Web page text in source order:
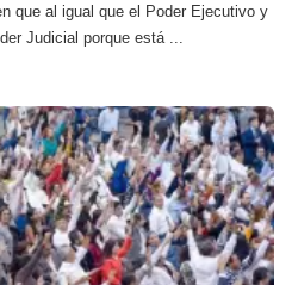
que al igual que el Poder Ejecutivo y
Judicial porque está ...